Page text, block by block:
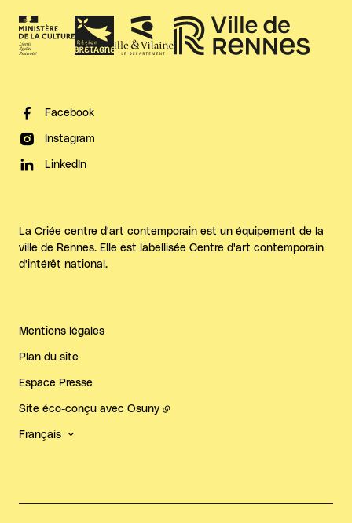
Facebook
Instagram
LinkedIn
La Criée centre d'art contemporain est un équipement de la
ville de Rennes. Elle est labellisée Centre d'art contemporain
d'intérêt national.
Mentions légales
Plan du site
Espace Presse
Site éco-conçu avec Osuny
Français